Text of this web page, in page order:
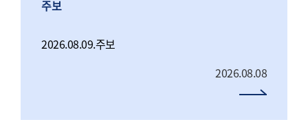
주보
2026.08.09.주보
2026.08.08